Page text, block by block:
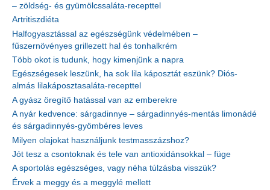
– zöldség- és gyümölcssaláta-recepttel
Artritiszdiéta
Halfogyasztással az egészségünk védelmében –
fűszernövényes grillezett hal és tonhalkrém
Több okot is tudunk, hogy kimenjünk a napra
Egészségesek leszünk, ha sok lila káposztát eszünk? Diós-
almás lilakáposztasaláta-recepttel
A gyász öregítő hatással van az emberekre
A nyár kedvence: sárgadinnye – sárgadinnyés-mentás limonádé
és sárgadinnyés-gyömbéres leves
Milyen olajokat használjunk testmasszázshoz?
Jót tesz a csontoknak és tele van antioxidánsokkal – füge
A sportolás egészséges, vagy néha túlzásba visszük?
Érvek a meggy és a meggylé mellett